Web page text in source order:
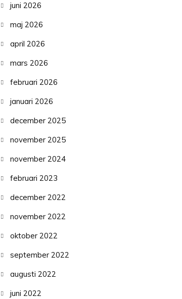
juni 2026
maj 2026
april 2026
mars 2026
februari 2026
januari 2026
december 2025
november 2025
november 2024
februari 2023
december 2022
november 2022
oktober 2022
september 2022
augusti 2022
juni 2022